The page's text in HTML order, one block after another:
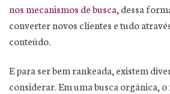
nos mecanismos de busca, dessa
converter novos clientes e tudo
conteúdo.
E para ser bem rankeada, existem
considerar. Em uma busca orgânica,